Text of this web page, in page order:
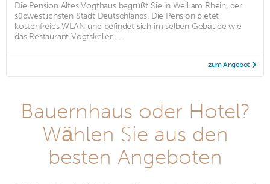
Die Pension Altes Vogthaus begrüßt Sie in Weil am Rhein, der
südwestlichsten Stadt Deutschlands. Die Pension bietet
kostenfreies WLAN und befindet sich im selben Gebäude wie
das Restaurant Vogtskeller. ...
zum Angebot
Bauernhaus oder Hotel?
Wählen Sie aus den
besten Angeboten